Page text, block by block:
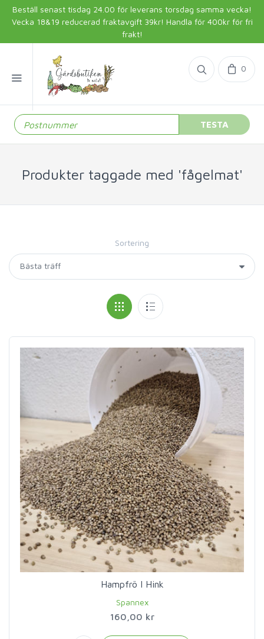
Beställ senast tisdag 24.00 för leverans torsdag samma vecka!
Vecka 18&19 reducerad fraktavgift 39kr! Handla för 400kr för fri
frakt!
0
TESTA
Produkter taggade med 'fågelmat'
Sortering
Hampfrö I Hink
Spannex
160,00 kr